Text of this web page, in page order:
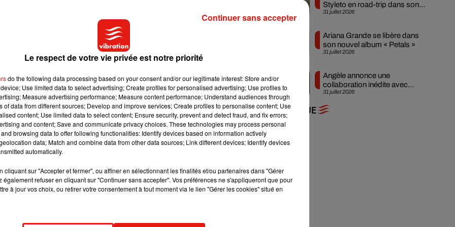
2007, mais une chute chez les femmes, puisque dans cette
en matière d'activité physique, soulignent les
sont des facteurs de risque majeurs de maladies non
la moitié des garçons et un tiers des filles" avec une
intensité "modérée à forte", "sans évolution depuis 2006".
particulier que "le temps quotidien passé devant les écrans a
que chez les enfants".
devant un écran en dehors de leur activité professionnelle,
"davantage marquée chez les femmes".
chaque jour, est passé dans le même temps de 66% à 77%.
publique visant conjointement à augmenter le niveau d'activité
conclut-elle.
dans l'accès aux activités physiques de loisirs, de
le recours aux modes de transports "actifs" pour se rendre à
31 juillet 2026
Styleto en road-trip dans son
nouveau clip
31 juillet 2026
Ariana Grande se libère dans
son nouvel album « Petals »
31 juillet 2026
Angèle annonce une
collaboration inédite avec
Amelie Lens
+ DE MUSIQUE
Le respect de votre vie privée est notre priorité
do the following data processing based on your consent and/or our legitimate interest: Store and/or
Use limited data to select advertising; Create profiles for personalised advertising; Use profiles to
Measure advertising performance; Measure content performance; Understand audiences through
of data from different sources; Develop and improve services; Create profiles to personalise content; Use
content; Use limited data to select content; Ensure security, prevent and detect fraud, and fix errors;
and content; Save and communicate privacy choices. These technologies may process personal
browsing data to offer following functionalities: Identify devices based on information actively
data; Match and combine data from other data sources; Link different devices; Identify devices
automatically.
cliquant sur "Accepter et fermer", ou affiner en sélectionnant les finalités et/ou partenaires dans "Gérer
également refuser en cliquant sur "Continuer sans accepter". Vos préférences ne s'appliqueront que pour
à jour vos choix, ou retirer votre consentement à tout moment via le lien "Gérer les cookies" situé en
Continuer sans accepter